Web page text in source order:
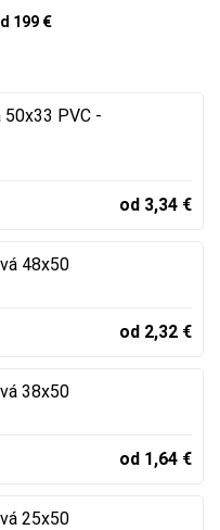
199 €
50x33 PVC -
od 3,34 €
48x50
od 2,32 €
38x50
od 1,64 €
25x50